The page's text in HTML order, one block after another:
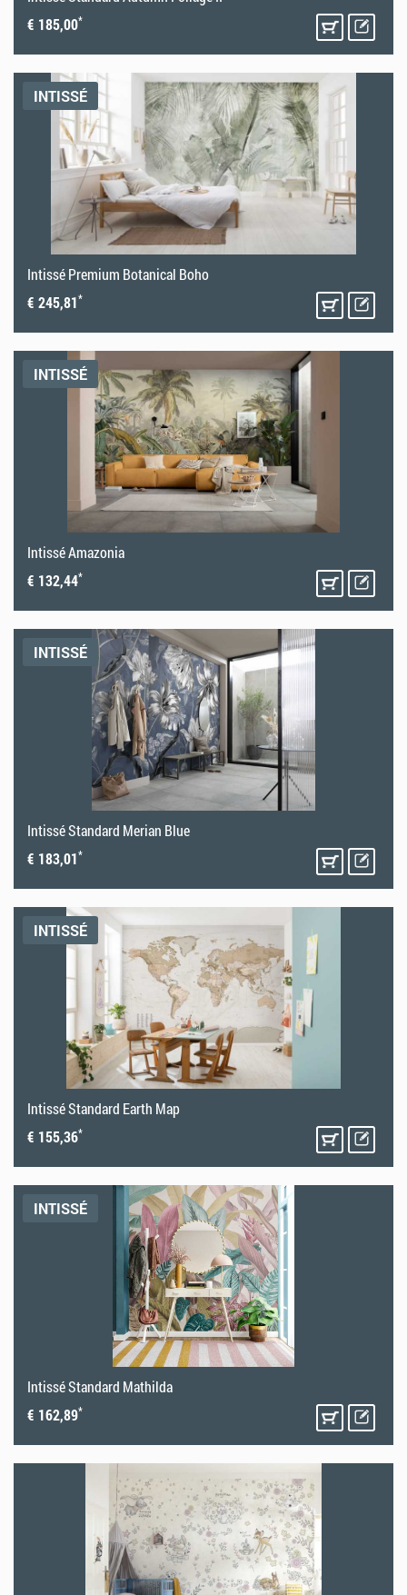
€ 185,00*
INTISSÉ
Intissé Premium Botanical Boho
€ 245,81*
INTISSÉ
Intissé Amazonia
€ 132,44*
INTISSÉ
Intissé Standard Merian Blue
€ 183,01*
INTISSÉ
Intissé Standard Earth Map
€ 155,36*
INTISSÉ
Intissé Standard Mathilda
€ 162,89*